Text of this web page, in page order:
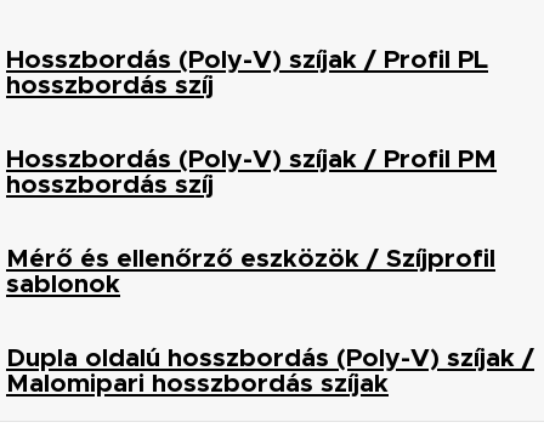
Hosszbordás (Poly-V) szíjak / Profil PL
hosszbordás szíj
Hosszbordás (Poly-V) szíjak / Profil PM
hosszbordás szíj
Mérő és ellenőrző eszközök / Szíjprofil
sablonok
Dupla oldalú hosszbordás (Poly-V) szíjak /
Malomipari hosszbordás szíjak